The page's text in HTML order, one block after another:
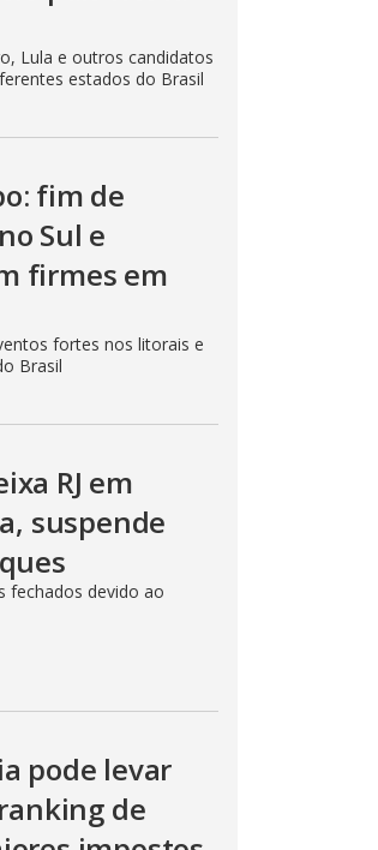
Lula e outros candidatos
estados do Brasil
fim de
Sul e
firmes em
fortes nos litorais e
Brasil
RJ em
suspende
fechados devido ao
pode levar
de